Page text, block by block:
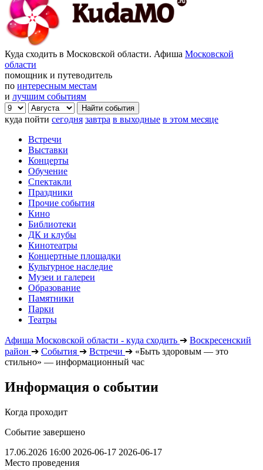
Куда сходить в Московской области. Афиша Московской
области
помощник и путеводитель
по интересным местам
и лучшим событиям
куда пойти сегодня завтра в выходные в этом месяце
Встречи
Выставки
Концерты
Обучение
Спектакли
Праздники
Прочие события
Кино
Библиотеки
ДК и клубы
Кинотеатры
Концертные площадки
Культурное наследие
Музеи и галереи
Образование
Памятники
Парки
Театры
Афиша Московской области - куда сходить ➔ Воскресенский
район ➔ События ➔ Встречи ➔ «Быть здоровым — это
стильно» — информационный час
Информация о событии
Когда проходит
Событие завершено
17.06.2026 16:00 2026-06-17 2026-06-17
Место проведения